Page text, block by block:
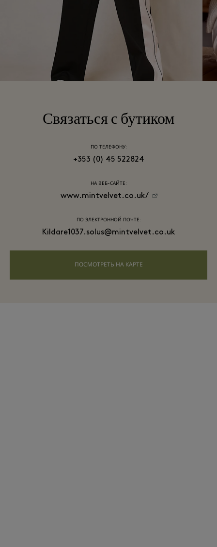
Связаться с бутиком
ПО ТЕЛЕФОНУ:
+353 (0) 45 522824
НА ВЕБ-САЙТЕ:
www.mintvelvet.co.uk/
ПО ЭЛЕКТРОННОЙ ПОЧТЕ:
Kildare1037.solus@mintvelvet.co.uk
ПОСМОТРЕТЬ НА КАРТЕ